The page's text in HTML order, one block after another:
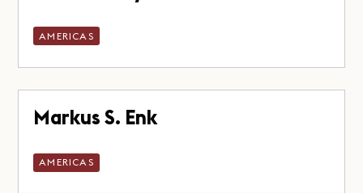
AMERICAS
Markus S. Enk
AMERICAS